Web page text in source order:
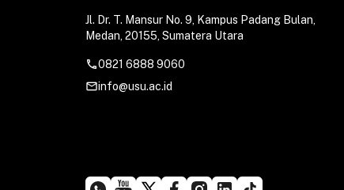
Jl. Dr. T. Mansur No. 9, Kampus Padang Bulan,
Medan, 20155, Sumatera Utara
call0821 6888 9060
mail_outlineinfo@usu.ac.id